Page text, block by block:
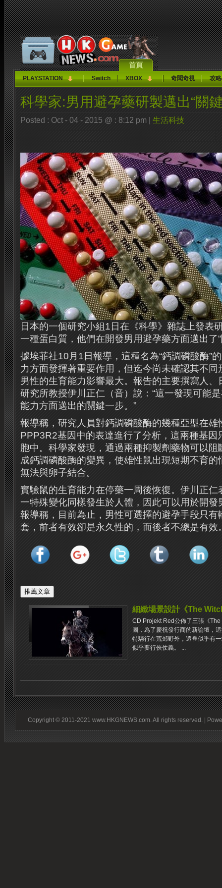
首頁
PLAYSTATION Switch XBOX 奇聞奇視 攻
科學家:男用避孕藥研製邁出“關
Posted : Oct - 04 - 2015 @ : 8:12 pm | 生活科技
日本的一個研究小組1日在《科學》雜誌上發表
一種蛋白質，他們在開發男用避孕藥方面邁出了
據埃菲社10月1日報導，這種名為“鈣調磷酸酶”
力方面發揮著重要作用，但迄今尚未確認其不
男性的生育能力影響最大。報告的主要撰寫人
研究所教授伊川正仁（音）說：“這一發現可能
能力方面邁出的關鍵一步。”
報導稱，研究人員對鈣調磷酸酶的幾種亞型在
PPP3R2基因中的表達進行了分析，這兩種基因
胞中。科學家發現，通過兩種抑製劑藥物可以
成鈣調磷酸酶的變異，使雄性鼠出現短期不育
無法與卵子結合。
實驗鼠的生育能力在停藥一周後恢復。伊川正仁
一特殊變化同樣發生於人體，因此可以用於開發
報導稱，目前為止，男性可選擇的避孕手段只有
套，前者有效卻是永久性的，而後者不總是有效
細緻場景設計《The
CD Projekt Red公佈了三張《
圖，為了慶祝發行商的新論壇，
特騎行在荒郊野外，這裡似乎有
似乎要行俠仗義。 ...
Copyright © 2011-2021 www.HKGNEWS.com. All rights reserved. |